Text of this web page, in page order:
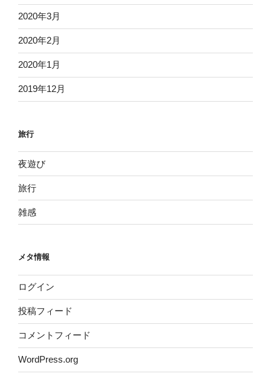
2020年3月
2020年2月
2020年1月
2019年12月
旅行
夜遊び
旅行
雑感
メタ情報
ログイン
投稿フィード
コメントフィード
WordPress.org